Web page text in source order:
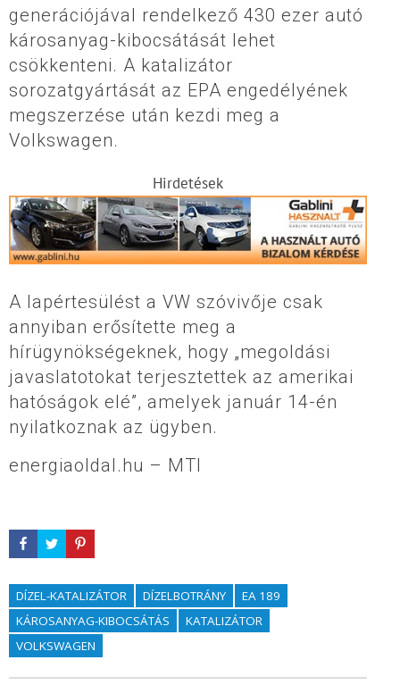
generációjával rendelkező 430 ezer autó
károsanyag-kibocsátását lehet
csökkenteni. A katalizátor
sorozatgyártását az EPA engedélyének
megszerzése után kezdi meg a
Volkswagen.
Hirdetések
A lapértesülést a VW szóvivője csak
annyiban erősítette meg a
hírügynökségeknek, hogy „megoldási
javaslatotokat terjesztettek az amerikai
hatóságok elé”, amelyek január 14-én
nyilatkoznak az ügyben.
energiaoldal.hu – MTI
DÍZEL-KATALIZÁTOR DÍZELBOTRÁNY
EA 189
KÁROSANYAG-KIBOCSÁTÁS
KATALIZÁTOR
VOLKSWAGEN